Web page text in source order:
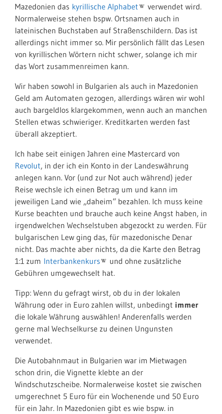
Mazedonien das kyrillische Alphabet
verwendet wird.
Normalerweise stehen bspw. Ortsnamen auch in
lateinischen Buchstaben auf Straßenschildern. Das ist
allerdings nicht immer so. Mir persönlich fällt das Lesen
von kyrillischen Wörtern nicht schwer, solange ich mir
das Wort zusammenreimen kann.
Wir haben sowohl in Bulgarien als auch in Mazedonien
Geld am Automaten gezogen, allerdings wären wir wohl
auch bargeldlos klargekommen, wenn auch an manchen
Stellen etwas schwieriger. Kreditkarten werden fast
überall akzeptiert.
Ich habe seit einigen Jahren eine Mastercard von
Revolut, in der ich ein Konto in der Landeswährung
anlegen kann. Vor (und zur Not auch während) jeder
Reise wechsle ich einen Betrag um und kann im
jeweiligen Land wie „daheim“ bezahlen. Ich muss keine
Kurse beachten und brauche auch keine Angst haben, in
irgendwelchen Wechselstuben abgezockt zu werden. Für
bulgarischen Lew ging das, für mazedonische Denar
nicht. Das machte aber nichts, da die Karte den Betrag
1:1 zum Interbankenkurs
und ohne zusätzliche
Gebühren umgewechselt hat.
Tipp: Wenn du gefragt wirst, ob du in der lokalen
Währung oder in Euro zahlen willst, unbedingt immer
die lokale Währung auswählen! Anderenfalls werden
gerne mal Wechselkurse zu deinen Ungunsten
verwendet.
Die Autobahnmaut in Bulgarien war im Mietwagen
schon drin, die Vignette klebte an der
Windschutzscheibe. Normalerweise kostet sie zwischen
umgerechnet 5 Euro für ein Wochenende und 50 Euro
für ein Jahr. In Mazedonien gibt es wie bspw. in